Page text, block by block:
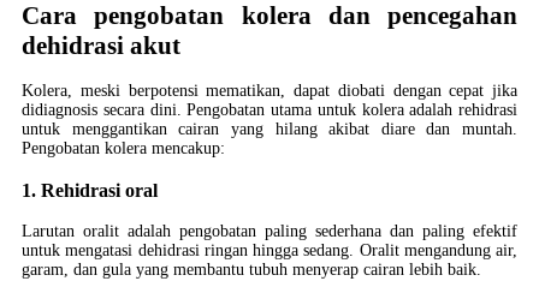
Cara pengobatan kolera dan pencegahan
dehidrasi akut
Kolera, meski berpotensi mematikan, dapat diobati dengan cepat jika
didiagnosis secara dini. Pengobatan utama untuk kolera adalah rehidrasi
untuk menggantikan cairan yang hilang akibat diare dan muntah.
Pengobatan kolera mencakup:
1. Rehidrasi oral
Larutan oralit adalah pengobatan paling sederhana dan paling efektif
untuk mengatasi dehidrasi ringan hingga sedang. Oralit mengandung air,
garam, dan gula yang membantu tubuh menyerap cairan lebih baik.